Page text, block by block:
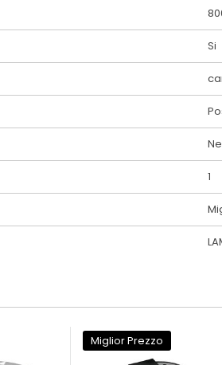
Si
1
Miglior Prezzo